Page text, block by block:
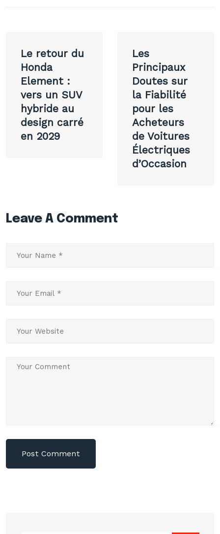
de
l’article
Le retour du
Honda
Element :
vers un SUV
hybride au
design carré
en 2029
Les
Principaux
Doutes sur
la Fiabilité
pour les
Acheteurs
de Voitures
Électriques
d’Occasion
Leave A Comment